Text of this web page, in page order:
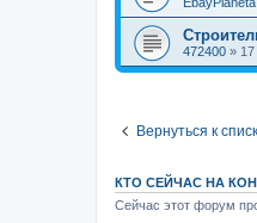
472400 »
Вернуться к
КТО СЕЙЧАС НА
Сейчас этот форум